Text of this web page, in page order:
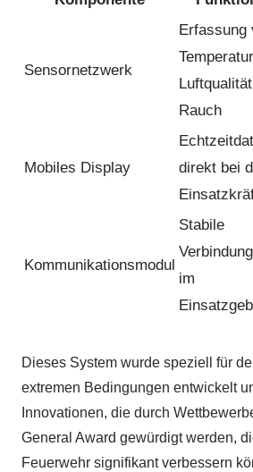
Sensornetzwerk
Erfassung
Rauch
Mobiles Display
direkt bei
Kommunikationsmodul
Stabile
im
Dieses System wurde speziell für
extremen Bedingungen entwickelt
Innovationen, die durch
General Award gewürdigt werden,
Feuerwehr signifikant verbessern